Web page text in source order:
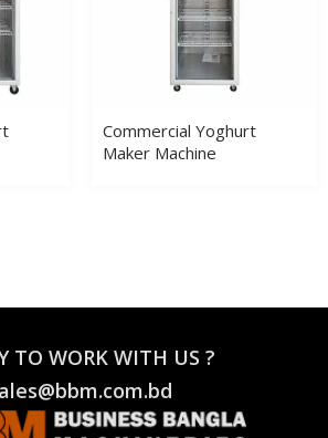
Commercial Yoghurt
Maker Machine
TO WORK WITH US ?